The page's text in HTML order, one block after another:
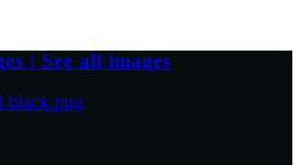
| See all images